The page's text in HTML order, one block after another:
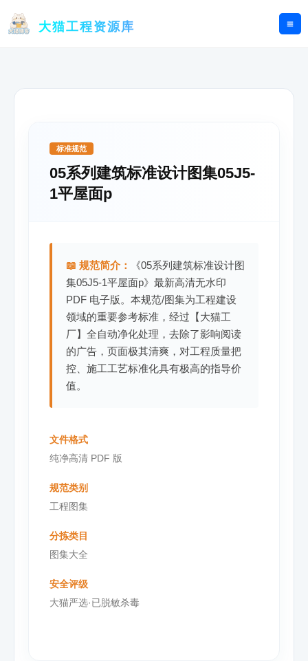
大猫工程资源库
标准规范
05系列建筑标准设计图集05J5-
1平屋面p
📖 规范简介：
《05系列建筑标准设计图
集05J5-1平屋面p》最新高清无水印
PDF 电子版。本规范/图集为工程建设
领域的重要参考标准，经过【大猫工
厂】全自动净化处理，去除了影响阅读
的广告，页面极其清爽，对工程质量把
控、施工工艺标准化具有极高的指导价
值。
文件格式
纯净高清 PDF 版
规范类别
工程图集
分拣类目
图集大全
安全评级
大猫严选·已脱敏杀毒